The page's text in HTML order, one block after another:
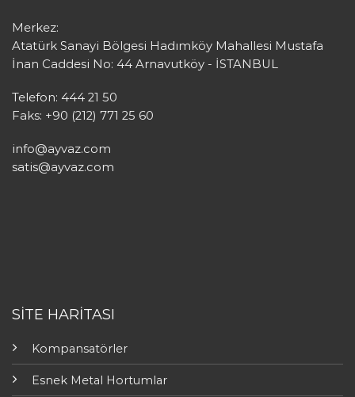
Merkez:
Atatürk Sanayi Bölgesi Hadımköy Mahallesi Mustafa
İnan Caddesi No: 44 Arnavutköy - İSTANBUL
Telefon: 444 21 50
Faks: +90 (212) 771 25 60
info@ayvaz.com
satis@ayvaz.com
SİTE HARİTASI
Kompansatörler
Esnek Metal Hortumlar